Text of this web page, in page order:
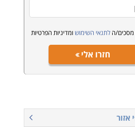
מסכים/הלתנאי השימוש ומדיניות הפרטיות
חזרו אלי
אזור